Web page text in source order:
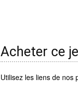
Acheter ce
Utilisez les liens de nos